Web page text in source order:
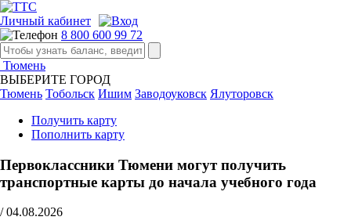
Личный кабинет
8 800 600 99 72
Тюмень
ВЫБЕРИТЕ ГОРОД
Тюмень Тобольск Ишим Заводоуковск Ялуторовск
Получить карту
Пополнить карту
Первоклассники Тюмени могут получить
транспортные карты до начала учебного года
/ 04.08.2026